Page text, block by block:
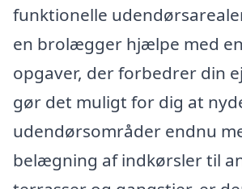
funktionelle
en brolægger hjælpe med
opgaver, der forbedrer din
gør det muligt for dig at
udendørsområder endnu
belægning af indkørsler til